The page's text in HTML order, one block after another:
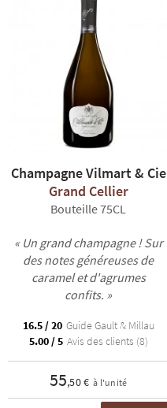
Champagne Vilmart & Cie
Grand Cellier
Bouteille 75CL
« Un grand champagne ! Sur
des notes généreuses de
caramel et d'agrumes
confits. »
16.5 / 20 Guide Gault & Millau
5.00 / 5 Avis des clients (8)
55,50 € à l'unité